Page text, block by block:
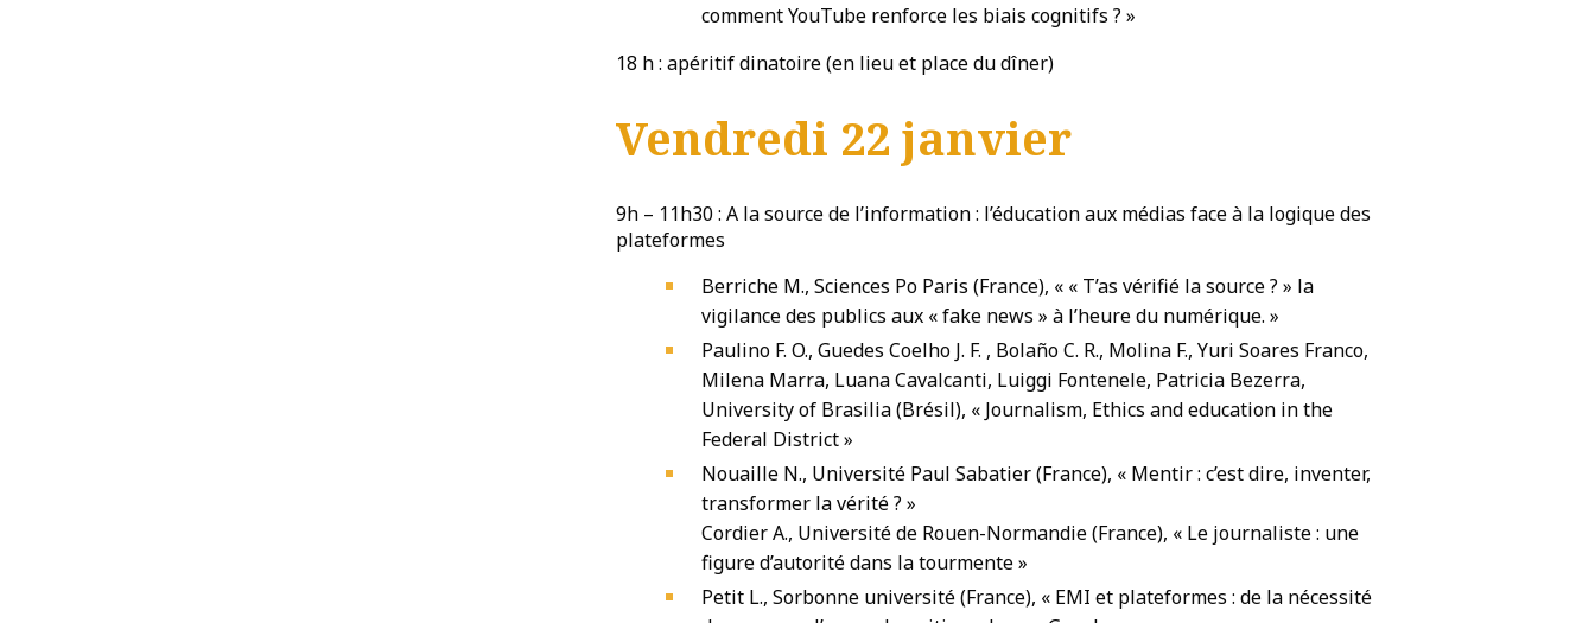
comment YouTube renforce les biais cognitifs ? »
18 h : apéritif dinatoire (en lieu et place du dîner)
Vendredi 22 janvier
9h – 11h30 : A la source de l’information : l’éducation aux médias face à la logique des
plateformes
Berriche M., Sciences Po Paris (France), « « T’as vérifié la source ? » la
vigilance des publics aux « fake news » à l’heure du numérique. »
Paulino F. O., Guedes Coelho J. F. , Bolaño C. R., Molina F., Yuri Soares Franco,
Milena Marra, Luana Cavalcanti, Luiggi Fontenele, Patricia Bezerra,
University of Brasilia (Brésil), « Journalism, Ethics and education in the
Federal District »
Nouaille N., Université Paul Sabatier (France), « Mentir : c’est dire, inventer,
transformer la vérité ? »
Cordier A., Université de Rouen-Normandie (France), « Le journaliste : une
figure d’autorité dans la tourmente »
Petit L., Sorbonne université (France), « EMI et plateformes : de la nécessité